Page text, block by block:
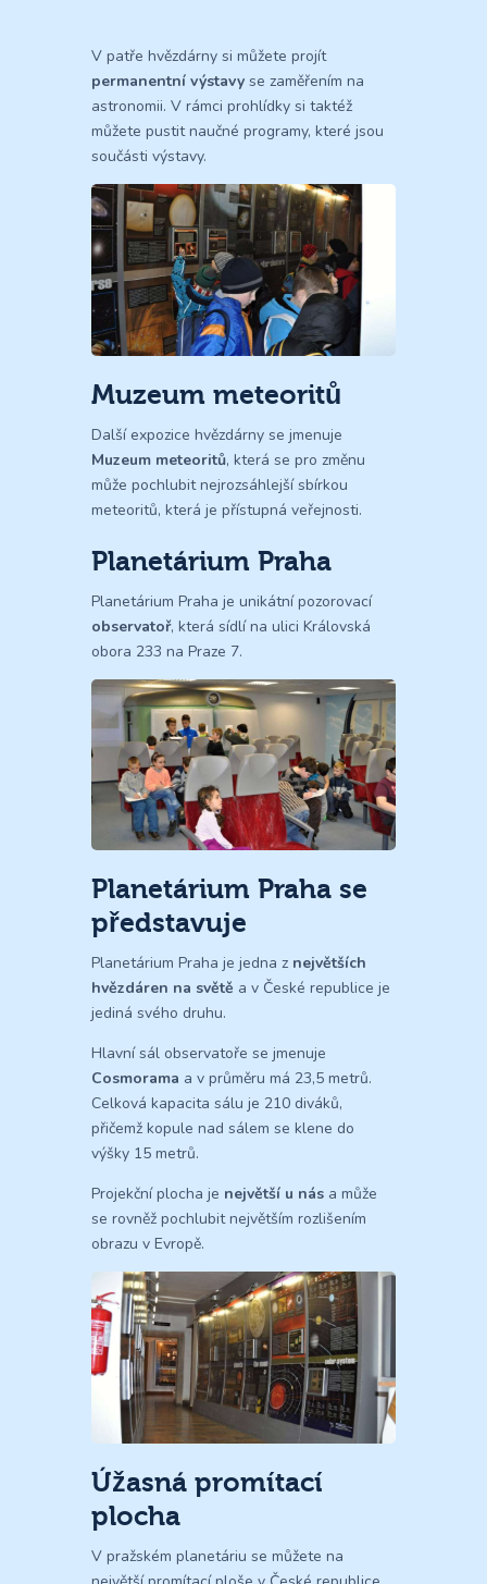
V patře hvězdárny si můžete projít
permanentní výstavy se zaměřením na
astronomii. V rámci prohlídky si taktéž
můžete pustit naučné programy, které jsou
součásti výstavy.
Muzeum meteoritů
Další expozice hvězdárny se jmenuje
Muzeum meteoritů, která se pro změnu
může pochlubit nejrozsáhlejší sbírkou
meteoritů, která je přístupná veřejnosti.
Planetárium Praha
Planetárium Praha je unikátní pozorovací
observatoř, která sídlí na ulici Královská
obora 233 na Praze 7.
Planetárium Praha se
představuje
Planetárium Praha je jedna z největších
hvězdáren na světě a v České republice je
jediná svého druhu.
Hlavní sál observatoře se jmenuje
Cosmorama a v průměru má 23,5 metrů.
Celková kapacita sálu je 210 diváků,
přičemž kopule nad sálem se klene do
výšky 15 metrů.
Projekční plocha je největší u nás a může
se rovněž pochlubit největším rozlišením
obrazu v Evropě.
Úžasná promítací
plocha
V pražském planetáriu se můžete na